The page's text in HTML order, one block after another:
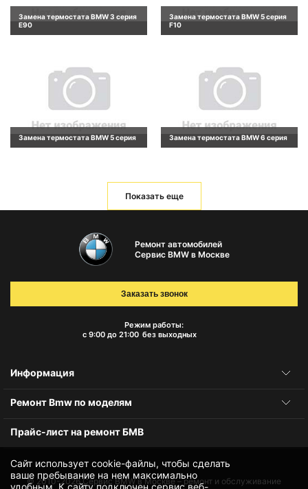
Замена термостата BMW 3 серия
E90
Замена термостата BMW 5 серия
F10
Замена термостата BMW 5 серия Замена термостата BMW 6 серия
Показать еще
Сайт использует cookie-файлы, чтобы сделать
ваше пребывание на нем максимально
удобным. К cайту подключен сервис веб-
Ремонт автомобилей
Сервис BMW в Москве
Режим работы:
с 9:00 до 21:00 без выходных
Заказать звонок
Информация
Ремонт Bmw по моделям
Прайс-лист на ремонт БМВ
© 2010-2026Сервис BMW в Москве – ремонт и обслуживание